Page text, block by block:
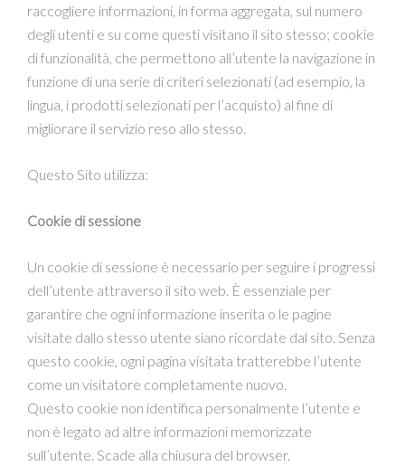
raccogliere informazioni, in forma aggregata, sul numero
degli utenti e su come questi visitano il sito stesso; cookie
di funzionalità, che permettono all’utente la navigazione in
funzione di una serie di criteri selezionati (ad esempio, la
lingua, i prodotti selezionati per l’acquisto) al fine di
migliorare il servizio reso allo stesso.
Questo Sito utilizza:
Cookie di sessione
Un cookie di sessione è necessario per seguire i progressi
dell’utente attraverso il sito web. È essenziale per
garantire che ogni informazione inserita o le pagine
visitate dallo stesso utente siano ricordate dal sito. Senza
questo cookie, ogni pagina visitata tratterebbe l’utente
come un visitatore completamente nuovo.
Questo cookie non identifica personalmente l’utente e
non è legato ad altre informazioni memorizzate
sull’utente. Scade alla chiusura del browser.